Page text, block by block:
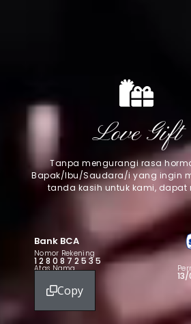
Love Gift
Tanpa mengurangi rasa
Bapak/Ibu/Saudara/i yang ingin
tanda kasih untuk kami, dapat
Bank BCA
Nomor Rekening
1280872535
Atas Nama
Copy